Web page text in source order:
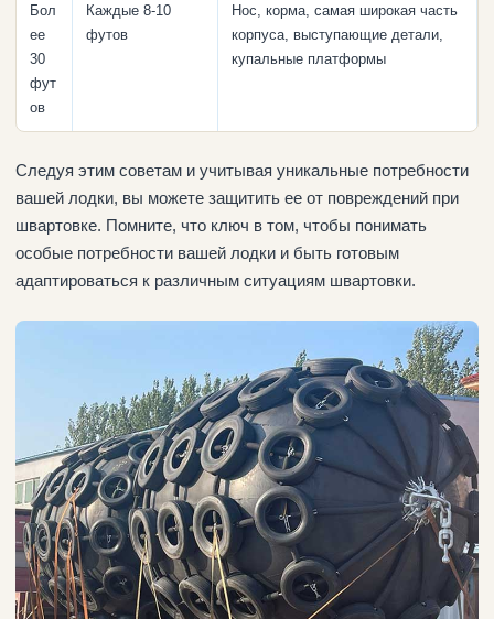
Бол
ее
30
фут
ов
Каждые 8-10
футов
Нос, корма, самая широкая часть
корпуса, выступающие детали,
купальные платформы
Следуя этим советам и учитывая уникальные потребности
вашей лодки, вы можете защитить ее от повреждений при
швартовке. Помните, что ключ в том, чтобы понимать
особые потребности вашей лодки и быть готовым
адаптироваться к различным ситуациям швартовки.